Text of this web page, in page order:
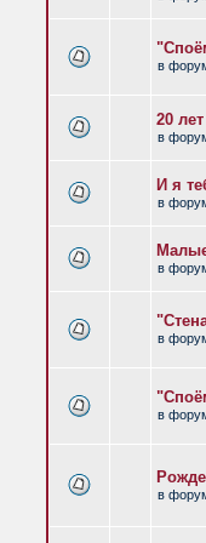
в
20
в
И я
в
в
в
в
в